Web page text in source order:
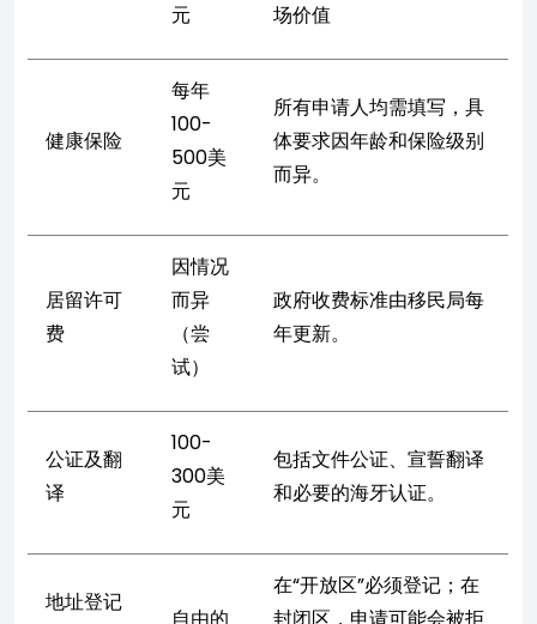
元
场价值
健康保险
每年
100-
500美
元
所有申请人均需填写，具
体要求因年龄和保险级别
而异。
居留许可
费
因情况
而异
（尝
试）
政府收费标准由移民局每
年更新。
公证及翻
译
100-
300美
元
包括文件公证、宣誓翻译
和必要的海牙认证。
地址登记
在“开放区”必须登记；在